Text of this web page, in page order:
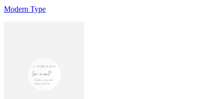
Modern Type